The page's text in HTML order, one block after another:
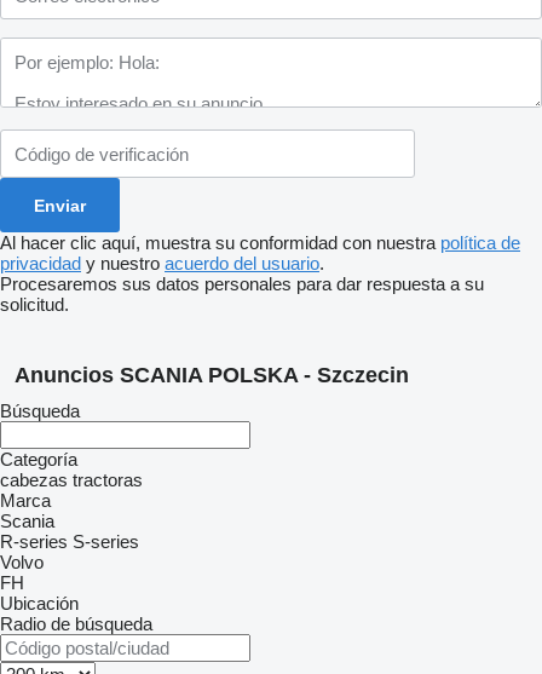
Al hacer clic aquí, muestra su conformidad con nuestra política de
privacidad y nuestro acuerdo del usuario.
Procesaremos sus datos personales para dar respuesta a su
solicitud.
Anuncios SCANIA POLSKA - Szczecin
Búsqueda
Categoría
cabezas tractoras
Marca
Scania
R-series S-series
Volvo
FH
Ubicación
Radio de búsqueda